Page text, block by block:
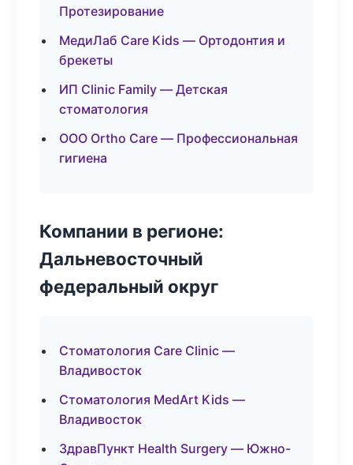
Протезирование
МедиЛаб Care Kids — Ортодонтия и
брекеты
ИП Clinic Family — Детская
стоматология
ООО Ortho Care — Профессиональная
гигиена
Компании в регионе:
Дальневосточный
федеральный округ
Стоматология Care Clinic —
Владивосток
Стоматология MedArt Kids —
Владивосток
ЗдравПункт Health Surgery — Южно-